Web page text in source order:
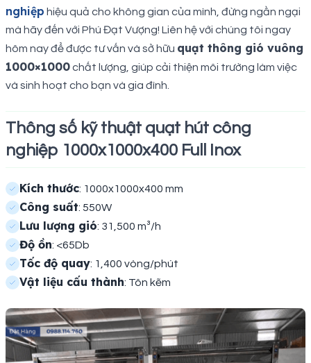
nghiệp hiệu quả cho không gian của mình, đừng ngần ngại
mà hãy đến với Phú Đạt Vượng! Liên hệ với chúng tôi ngay
hôm nay để được tư vấn và sở hữu quạt thông gió vuông
1000×1000chất lượng, giúp cải thiện môi trường làm việc
và sinh hoạt cho bạn và gia đình.
Thông số kỹ thuật quạt hút công
nghiệp 1000x1000x400 Full Inox
Kích thước: 1000x1000x400 mm
Công suất: 550W
Lưu lượng gió: 31,500 m³/h
Độ ồn: <65Db
Tốc độ quay: 1,400 vòng/phút
Vật liệu cấu thành: Tôn kẽm